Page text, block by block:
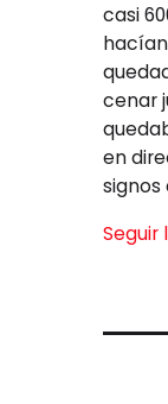
casi
cenar
en
signos
Seguir